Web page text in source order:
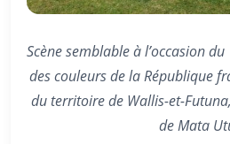
Scène semblable à l’occasion
des couleurs de la République
du territoire de Wallis-et-
de Mata